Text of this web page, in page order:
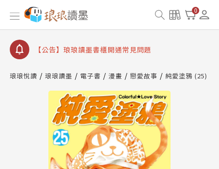
0
【公告】琅琅讀墨數位閱讀資產合併與書櫃開通申請
【公告】琅琅讀墨書櫃開通常見問題
【公告】琅琅讀墨 3 分鐘完成書櫃開通與資產合併申
請圖文教學
查詢
【公告】琅琅讀墨數位閱讀資產合併與書櫃開通申請
琅琅悅讀 琅琅讀墨 電子書 漫畫 戀愛故事 純愛塗鴉 (25)